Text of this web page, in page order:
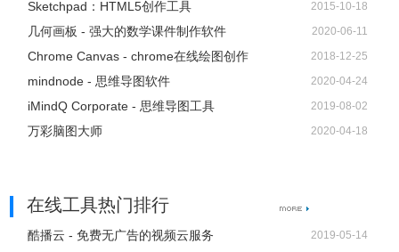
ProcessOn画图都是自动保存的，所以你画完图之后可以直
接退出或者按如图所示的返回键都可以。是不是非常简单
呢？如果你想了解更多ProcessOn使用方法，官网中有更详
ProcessOn注意事项
Sketchpad：HTML5创作工具 2015-10-18
几何画板 - 强大的数学课件制作软件 2020-06-11
Chrome Canvas - chrome在线绘图创作 2018-12-25
mindnode - 思维导图软件 2020-04-24
iMindQ Corporate - 思维导图工具 2019-08-02
万彩脑图大师 2020-04-18
在线工具热门排行
酷播云 - 免费无广告的视频云服务 2019-05-14